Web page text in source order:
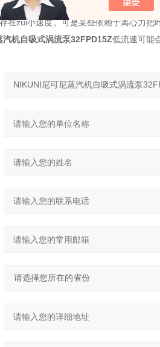
蒸汽机自吸式涡流泵 32FPD15Z。版力
在zui小速度。可是某些依赖于离心力
汽机自吸式涡流泵32FPD15Z低流速可能